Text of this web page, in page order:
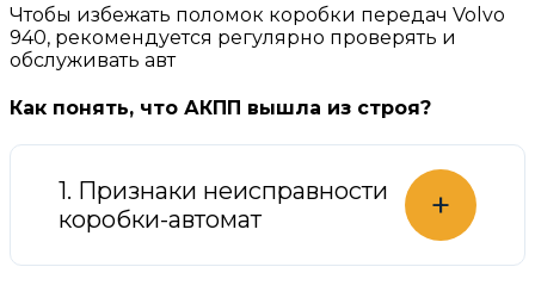
Чтобы избежать поломок коробки передач Volvo
940, рекомендуется регулярно проверять и
обслуживать авт
Как понять, что АКПП вышла из строя?
1. Признаки неисправности
коробки-автомат
+